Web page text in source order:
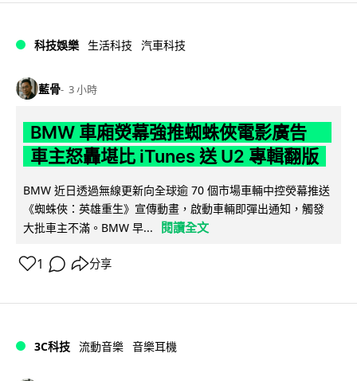
科技娛樂 生活科技 汽車科技
藍骨 3 小時
BMW 車廂熒幕強推蜘蛛俠電影廣告
車主怒轟堪比 iTunes 送 U2 專輯翻版
BMW 近日透過無線更新向全球逾 70 個市場車輛中控熒幕推送
《蜘蛛俠：英雄重生》宣傳動畫，啟動車輛即彈出通知，觸發
大批車主不滿。BMW 早...
閱讀全文
1 分享
3C科技 流動音樂 音樂耳機